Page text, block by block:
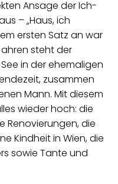
Ansage der Ich-
– „Haus, ich
ersten Satz an war
steht der
in der ehemaligen
zusammen
Mann. Mit diesem
wieder hoch: die
Renovierungen, die
Kindheit in Wien, die
sowie Tante und